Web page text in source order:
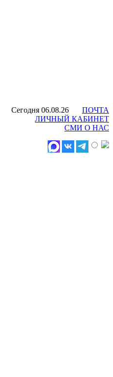
Сегодня 06.08.26
ПОЧТА
ЛИЧНЫЙ КАБИНЕТ
СМИ О НАС